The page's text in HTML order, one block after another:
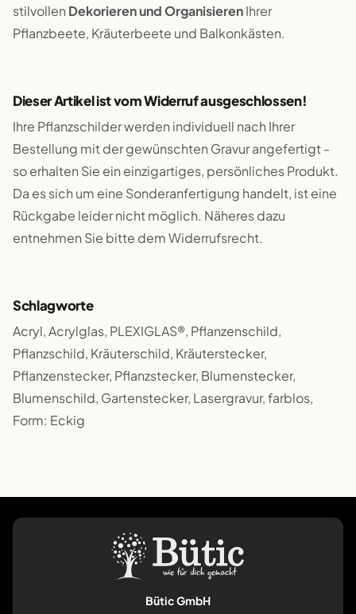
stilvollen Dekorieren und OrganisierenIhrer
Pflanzbeete, Kräuterbeete und Balkonkästen.
Dieser Artikel ist vom Widerruf ausgeschlossen!
Ihre Pflanzschilder werden individuell nach Ihrer
Bestellung mit der gewünschten Gravur angefertigt -
so erhalten Sie ein einzigartiges, persönliches Produkt.
Da es sich um eine Sonderanfertigung handelt, ist eine
Rückgabe leider nicht möglich. Näheres dazu
entnehmen Sie bitte dem Widerrufsrecht.
Schlagworte
Acryl, Acrylglas, PLEXIGLAS®, Pflanzenschild,
Pflanzschild, Kräuterschild, Kräuterstecker,
Pflanzenstecker, Pflanzstecker, Blumenstecker,
Blumenschild, Gartenstecker, Lasergravur, farblos,
Form: Eckig
Bütic GmbH